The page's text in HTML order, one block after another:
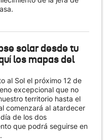
solar desde tu
los mapas del
al Sol el próximo 12 de
excepcional que no
territorio hasta el
comenzará al atardecer
de los dos
que podrá seguirse en